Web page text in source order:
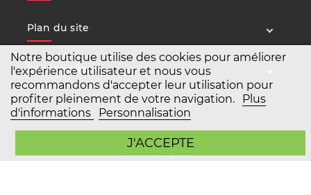
Notre boutique utilise des cookies pour améliorer
l'expérience utilisateur et nous vous
recommandons d'accepter leur utilisation pour
profiter pleinement de votre navigation.
Plus
d'informations
Personnalisation
J'ACCEPTE
Plan du site
Service client
Mentions légales